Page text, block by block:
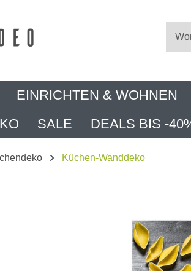
EINRICHTEN & WOHNEN
SALE DEALS BIS -
Küchen-Wanddeko